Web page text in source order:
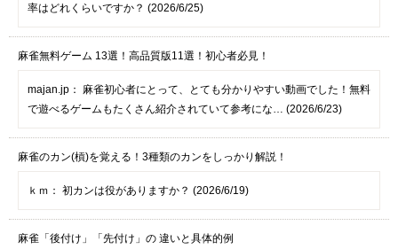
率はどれくらいですか？ (2026/6/25)
麻雀無料ゲーム 13選！高品質版11選！初心者必見！
majan.jp： 麻雀初心者にとって、とても分かりやすい動画でした！無料
で遊べるゲームもたくさん紹介されていて参考にな… (2026/6/23)
麻雀のカン(槓)を覚える！3種類のカンをしっかり解説！
ｋｍ： 初カンは役がありますか？ (2026/6/19)
麻雀「後付け」「先付け」の 違いと具体的例